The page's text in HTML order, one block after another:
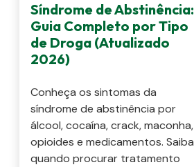
Síndrome de Abstinência:
Guia Completo por Tipo
de Droga (Atualizado
2026)
Conheça os sintomas da
síndrome de abstinência por
álcool, cocaína, crack, maconha,
opioides e medicamentos. Saiba
quando procurar tratamento